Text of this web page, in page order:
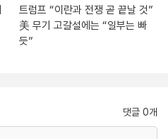
트럼프 “이란과 전쟁 곧 끝날 것”
美 무기 고갈설에는 “일부는 빠
듯”
댓글 0개